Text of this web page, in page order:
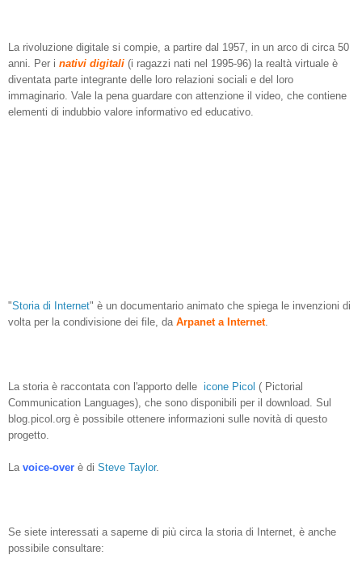
La rivoluzione digitale si compie, a partire dal 1957, in un arco di circa 50
anni. Per i nativi digitali (i ragazzi nati nel 1995-96) la realtà virtuale è
diventata parte integrante delle loro relazioni sociali e del loro
immaginario. Vale la pena guardare con attenzione il video, che contiene
elementi di indubbio valore informativo ed educativo.
"Storia di Internet" è un documentario animato che spiega le invenzioni di
volta per la condivisione dei file, da Arpanet a Internet.
La storia è raccontata con l'apporto delle icone Picol ( Pictorial
Communication Languages), che sono disponibili per il download. Sul
blog.picol.org è possibile ottenere informazioni sulle novità di questo
progetto.
La voice-over è di Steve Taylor.
Se siete interessati a saperne di più circa la storia di Internet, è anche
possibile consultare: